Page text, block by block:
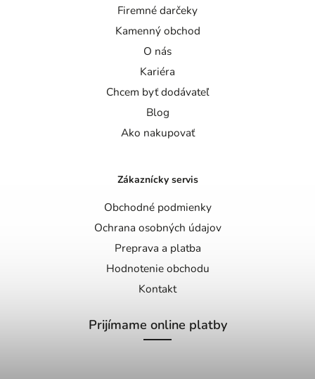
Firemné darčeky
Kamenný obchod
O nás
Kariéra
Chcem byť dodávateľ
Blog
Ako nakupovať
Zákaznícky servis
Obchodné podmienky
Ochrana osobných údajov
Preprava a platba
Hodnotenie obchodu
Kontakt
Prijímame online platby